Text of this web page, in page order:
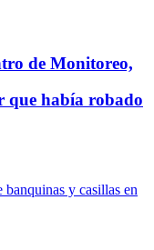
de Monitoreo,
que había robado